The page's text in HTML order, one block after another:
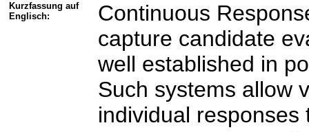
Kurzfassung auf
Englisch:
Continuous
capture candidate
well established in
Such systems allow
individual